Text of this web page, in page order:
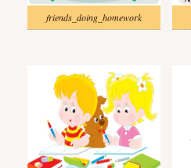
friends_doing_homework